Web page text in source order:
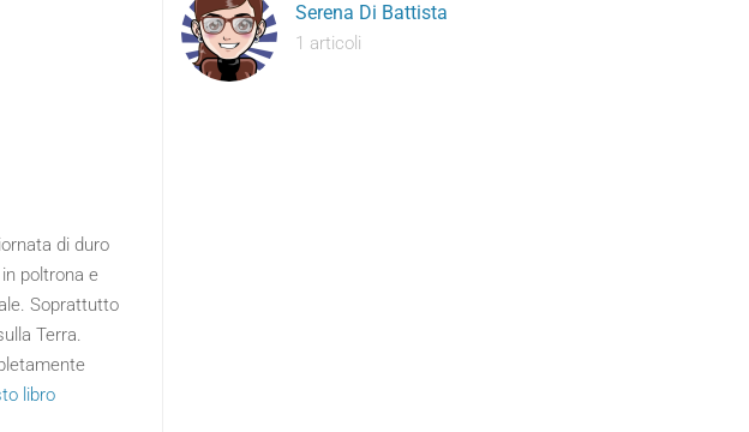
di duro
poltrona e
Soprattutto
Terra.
libro
Serena Di Battista
1 articoli